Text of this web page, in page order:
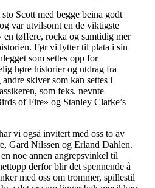
Scott med begge beina godt
var utvilsomt en de viktigste
en tøffere, rocka og samtidig mer
Før vi lytter til plata i sin
som settes opp for
høre historier og utdrag fra
skiver som kan settes i
som feks. nevnte
of Fire» og Stanley Clarke’s
vi også invitert med oss to av
Gard Nilssen og Erland Dahlen.
noe annen angrepsvinkel til
derfor blir det spennende å
med oss om trommer, spillestil